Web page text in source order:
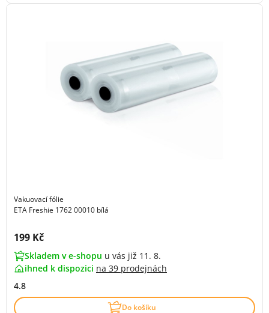
Vakuovací fólie
ETA Freshie 1762 00010 bílá
Cena s DPH:
199 Kč
Skladem v e-shopu u vás již 11. 8.
ihned k dispozici na 39 prodejnách
4.8
Do košíku